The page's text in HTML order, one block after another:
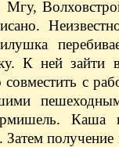
Мгу,
К ней зайти
с
Каша